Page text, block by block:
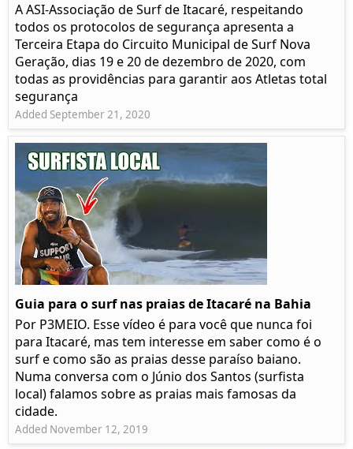
A ASI-Associação de Surf de Itacaré, respeitando
todos os protocolos de segurança apresenta a
Terceira Etapa do Circuito Municipal de Surf Nova
Geração, dias 19 e 20 de dezembro de 2020, com
todas as providências para garantir aos Atletas total
segurança
Added September 21, 2020
Guia para o surf nas praias de Itacaré na Bahia
Por P3MEIO. Esse vídeo é para você que nunca foi
para Itacaré, mas tem interesse em saber como é o
surf e como são as praias desse paraíso baiano.
Numa conversa com o Júnio dos Santos (surfista
local) falamos sobre as praias mais famosas da
cidade.
Added November 12, 2019